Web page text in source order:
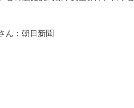
ん：朝日新聞